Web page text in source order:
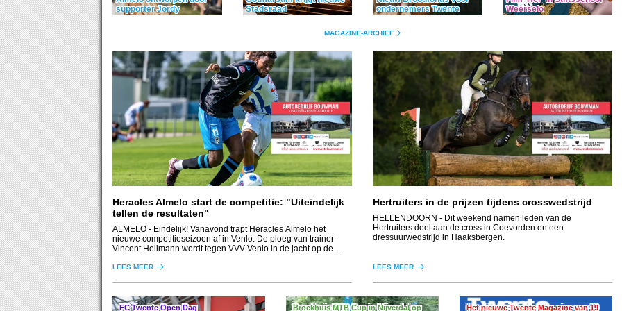
supporter Jordy
Stadsraad
ondernemers Twente
Weerselo
MAGAZINE-ARCHIEF
Heracles Almelo start de competitie: "Uiteindelijk
tellen de resultaten"
ALMELO - Eindelijk! Vanavond trapt Heracles Almelo het
nieuwe competitieseizoen af in Venlo. De ploeg van trainer
Vincent Heilmann wordt tegen VVV-Venlo in de jacht op de
LEES MEER
Hertruiters in de prijzen tijdens crosswedstrijd
HELLENDOORN - Dit weekend namen leden van de
Hertruiters deel aan de cross in Coevorden en een
dressuurwedstrijd in Haaksbergen.
LEES MEER
FC Twente Open Dag
Broekhuis MTB Cup in Nijverdal op
Het nieuwe Twente Magazine van 19